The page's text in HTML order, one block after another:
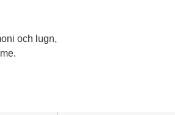
och lugn,